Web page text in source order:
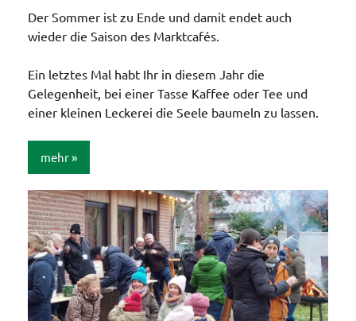
Der Sommer ist zu Ende und damit endet auch
wieder die Saison des Marktcafés.
Ein letztes Mal habt Ihr in diesem Jahr die
Gelegenheit, bei einer Tasse Kaffee oder Tee und
einer kleinen Leckerei die Seele baumeln zu lassen.
mehr
Aktionen /
Veränderungen /
Angebote
/Verbesserungen..